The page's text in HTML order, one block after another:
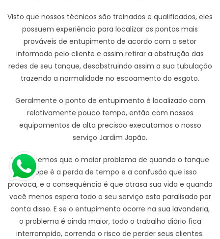
Visto que nossos técnicos são treinados e qualificados, eles
possuem experiência para localizar os pontos mais
prováveis de entupimento de acordo com o setor
informado pelo cliente e assim retirar a obstrução das
redes de seu tanque, desobstruindo assim a sua tubulação
trazendo a normalidade no escoamento do esgoto.
Geralmente o ponto de entupimento é localizado com
relativamente pouco tempo, então com nossos
equipamentos de alta precisão executamos o nosso
serviço Jardim Japão.
Nos sabemos que o maior problema de quando o tanque
entope é a perda de tempo e a confusão que isso
provoca, e a consequência é que atrasa sua vida e quando
você menos espera todo o seu serviço esta paralisado por
conta disso. E se o entupimento ocorre na sua lavanderia,
o problema é ainda maior, todo o trabalho diário fica
interrompido, correndo o risco de perder seus clientes.